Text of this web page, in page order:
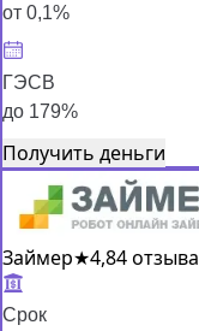
от 0,1%
ГЭСВ
до 179%
Получить деньги
Займер★4,84 отзыва
Срок